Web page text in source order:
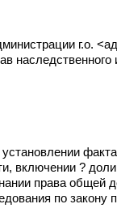
г.о.
включении ?
права общей
по